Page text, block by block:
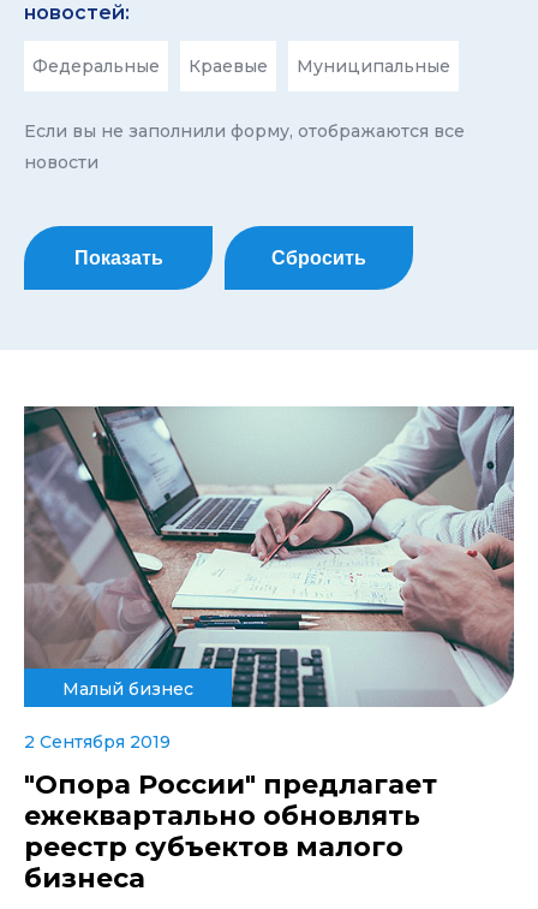
новостей:
Федеральные Краевые Муниципальные
Если вы не заполнили форму, отображаются все
новости
Показать Сбросить
Малый бизнес
2 Сентября 2019
"Опора России" предлагает
ежеквартально обновлять
реестр субъектов малого
бизнеса